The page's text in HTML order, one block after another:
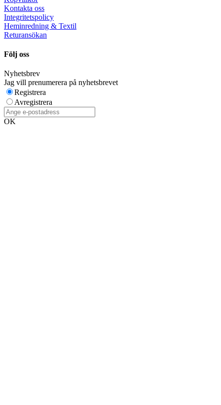
Kontakta oss
Integritetspolicy
Heminredning & Textil
Returansökan
Följ oss
Nyhetsbrev
Jag vill prenumerera på nyhetsbrevet
Registrera
Avregistrera
OK